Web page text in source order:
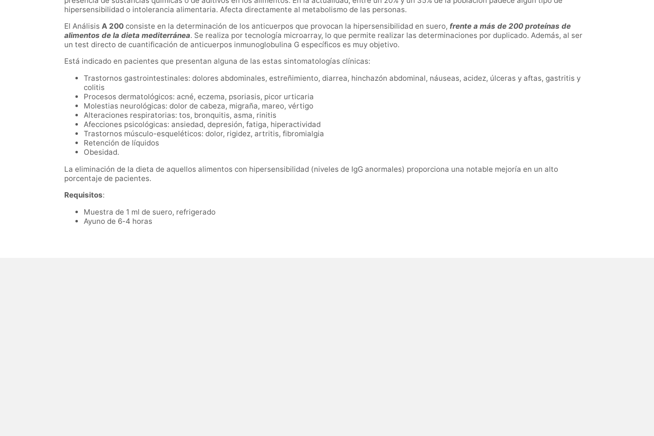
hipersensibilidad o intolerancia alimentaria. Afecta directamente al metabolismo de las personas.
El Análisis A 200 consiste en la determinación de los anticuerpos que provocan la hipersensibilidad en suero, frente a más de 200 proteínas de
alimentos de la dieta mediterránea. Se realiza por tecnología microarray, lo que permite realizar las determinaciones por duplicado. Además, al ser
un test directo de cuantificación de anticuerpos inmunoglobulina G específicos es muy objetivo.
Está indicado en pacientes que presentan alguna de las estas sintomatologías clínicas:
Trastornos gastrointestinales: dolores abdominales, estreñimiento, diarrea, hinchazón abdominal, náuseas, acidez, úlceras y aftas, gastritis y
colitis
Procesos dermatológicos: acné, eczema, psoriasis, picor urticaria
Molestias neurológicas: dolor de cabeza, migraña, mareo, vértigo
Alteraciones respiratorias: tos, bronquitis, asma, rinitis
Afecciones psicológicas: ansiedad, depresión, fatiga, hiperactividad
Trastornos músculo-esqueléticos: dolor, rigidez, artritis, fibromialgia
Retención de líquidos
Obesidad.
La eliminación de la dieta de aquellos alimentos con hipersensibilidad (niveles de IgG anormales) proporciona una notable mejoría en un alto
porcentaje de pacientes.
Requisitos:
Muestra de 1 ml de suero, refrigerado
Ayuno de 6-4 horas